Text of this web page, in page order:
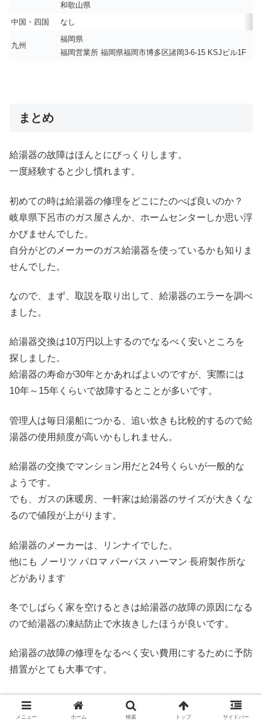
和歌山県
中国・四国
なし
九州
福岡県
福岡営業所 福岡県福岡市博多区諸岡3-6-15 KSJビル1F
まとめ
給湯器の故障はほんとにびっくりします。
一度経験すると少し慣れます。
初めての時は給湯器の修理をどこにたのべば良いのか？
岐阜県下呂市のガス屋さんか、ホームセンターしか思い浮
かびませんでした。
自分がどのメーカーのガス給湯器を使っているかも知りま
せんでした。
なので、まず、取説を取り出して、給湯器のエラーを調べ
ました。
給湯器交換は10万円以上するのでなるべく安いところを
探しました。
給湯器の寿命が30年とかあればよいのですが、実際には
10年～15年くらいで故障するとことが多いです。
管理人は毎日湯船につかる、追い炊きも比較的するので給
湯器の使用頻度が高いかもしれません。
給湯器の交換でマンション用だと24号くらいが一般的な
ようです。
でも、ガスの床暖房、一軒家は給湯器のサイズが大きくな
るので値段が上がります。
給湯器のメーカーは、リンナイでした。
他にも ノーリツ パロマ パーパス ハーマン 長府製作所な
どがあります
冬でしばらく家を空けるときは給湯器の故障の原因になる
ので給湯器の凍結防止で水抜きしたほうが良いです。
給湯器の故障の修理をなるべく安い費用にするために予防
措置がとても大事です。
少し時間的に余裕があるなら給湯器交換でホームセンター
で下調べするのもおすすめです。
メニュー ホーム 検索 トップ サイドバー